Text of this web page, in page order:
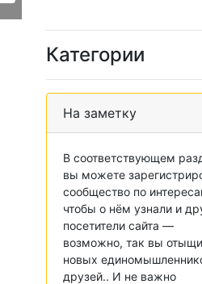
Категории
На заметку
В соответствующем
вы можете
сообщество по
чтобы о нём узнали и
посетители сайта —
возможно, так вы
новых
друзей.. И не важно